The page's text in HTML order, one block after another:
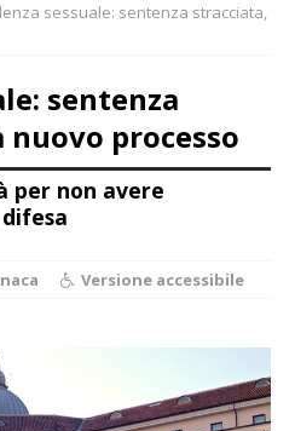
sessuale: sentenza stracciata,
sentenza
processo
per non avere
Versione accessibile